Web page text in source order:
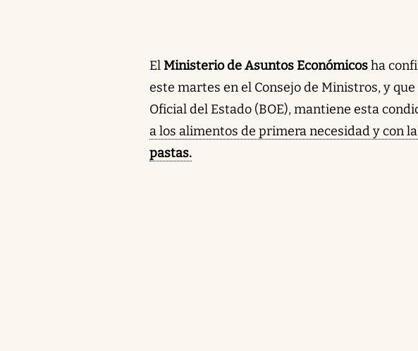
ElMinisterio de Asuntos Económicosha
este martes en el Consejo de Ministros, y
Oficial del Estado (BOE), mantiene esta
a los alimentos de primera necesidad y con
pastas.